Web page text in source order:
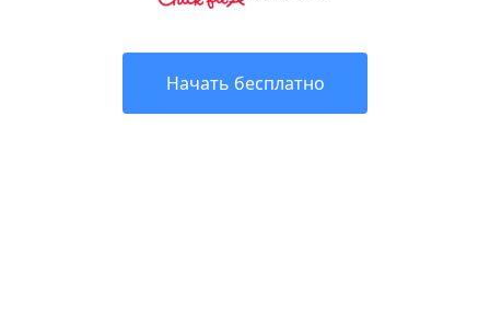
Начать бесплатно